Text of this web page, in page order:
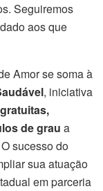
Seguiremos
aos que
Amor se soma à
, iniciativa
de grau a
sucesso do
sua atuação
em parceria